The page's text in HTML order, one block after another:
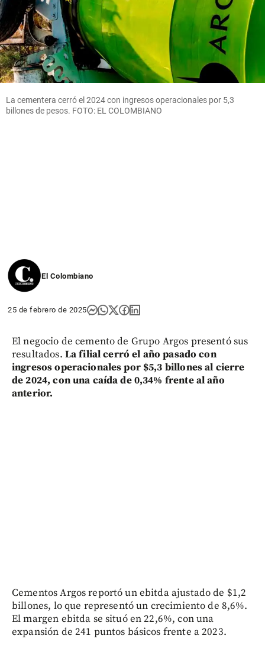
La cementera cerró el 2024 con ingresos operacionales por 5,3
billones de pesos. FOTO: EL COLOMBIANO
El Colombiano
25 de febrero de 2025
El negocio de cemento de Grupo Argos presentó sus
resultados. La filial cerró el año pasado con
ingresos operacionales por $5,3 billones al cierre
de 2024, con una caída de 0,34% frente al año
anterior.
Cementos Argos reportó un ebitda ajustado de $1,2
billones, lo que representó un crecimiento de 8,6%.
El margen ebitda se situó en 22,6%, con una
expansión de 241 puntos básicos frente a 2023.